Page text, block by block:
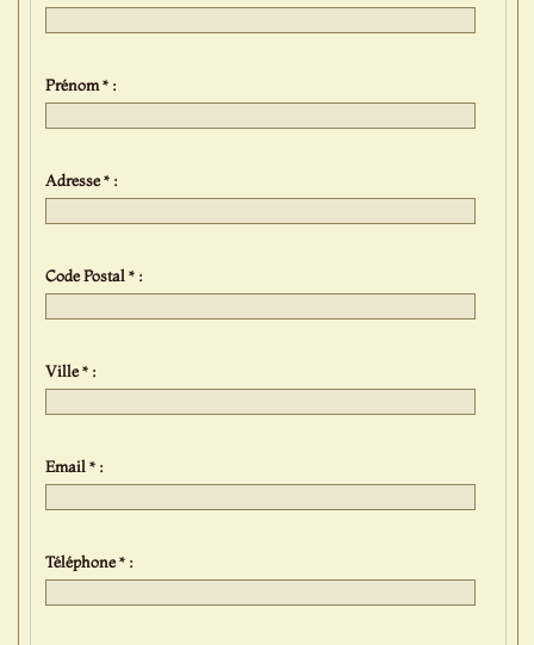
Prénom * :
Adresse * :
Code Postal * :
Ville * :
Email * :
Téléphone * :